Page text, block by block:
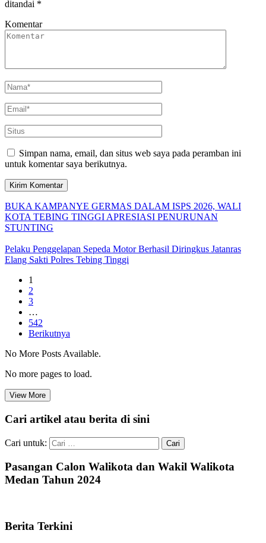
ditandai *
Komentar
Simpan nama, email, dan situs web saya pada peramban ini
untuk komentar saya berikutnya.
BUKA KAMPANYE GERMAS DALAM ISPS 2026, WALI
KOTA TEBING TINGGI APRESIASI PENURUNAN
STUNTING
Pelaku Penggelapan Sepeda Motor Berhasil Diringkus Jatanras
Elang Sakti Polres Tebing Tinggi
1
2
3
…
542
Berikutnya
No More Posts Available.
No more pages to load.
View More
Cari artikel atau berita di sini
Cari untuk:
Pasangan Calon Walikota dan Wakil Walikota
Medan Tahun 2024
Berita Terkini